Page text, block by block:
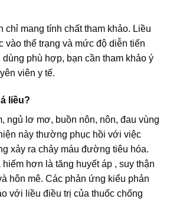
chỉ mang tính chất tham khảo. Liều
vào thể trạng và mức độ diễn tiến
phù hợp, bạn cần tham khảo ý
viên y tế.
liều?
ngủ lơ mơ, buồn nôn, nôn, đau vùng
này thường phục hồi với việc
xảy ra chảy máu đường tiêu hóa.
hơn là tăng huyết áp , suy thận
hôn mê. Các phản ứng kiểu phản
với liều điều trị của thuốc chống